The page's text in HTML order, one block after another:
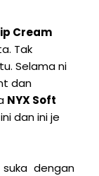
Cream
Tak
Selama ni
dan
NYX Soft
dan ini je
dengan